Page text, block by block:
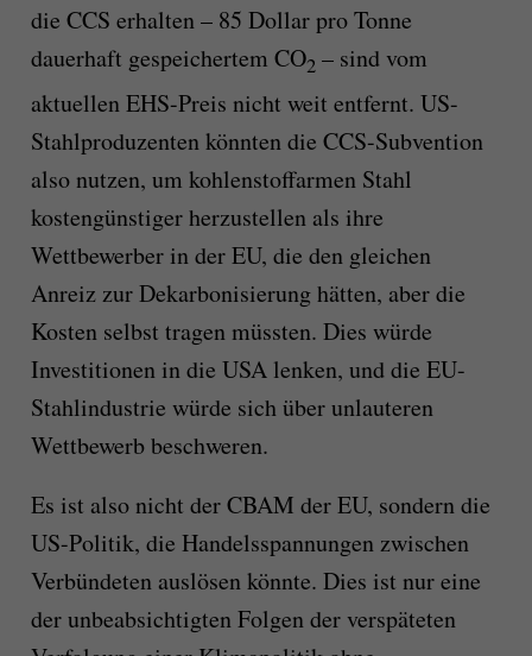
die CCS erhalten – 85 Dollar pro Tonne
dauerhaft gespeichertem CO2 – sind vom
aktuellen EHS-Preis nicht weit entfernt. US-
Stahlproduzenten könnten die CCS-Subvention
also nutzen, um kohlenstoffarmen Stahl
kostengünstiger herzustellen als ihre
Wettbewerber in der EU, die den gleichen
Anreiz zur Dekarbonisierung hätten, aber die
Kosten selbst tragen müssten. Dies würde
Investitionen in die USA lenken, und die EU-
Stahlindustrie würde sich über unlauteren
Wettbewerb beschweren.
Es ist also nicht der CBAM der EU, sondern die
US-Politik, die Handelsspannungen zwischen
Verbündeten auslösen könnte. Dies ist nur eine
der unbeabsichtigten Folgen der verspäteten